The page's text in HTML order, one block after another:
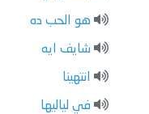
هو الحب ده
⁠شايف ايه
⁠انتهينا
⁠في لياليها